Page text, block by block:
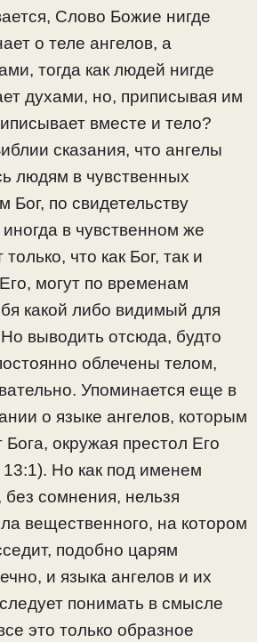
Слово Божие нигде
о теле ангелов, а
тогда как людей нигде
духами, но, приписывая им
вместе и тело?
сказания, что ангелы
людям в чувственных
Бог, по свидетельству
в чувственном же
что как Бог, так и
могут по временам
какой либо видимый для
выводить отсюда, будто
облечены телом,
Упоминается еще в
о языке ангелов, которым
окружая престол Его
Но как под именем
сомнения, нельзя
вещественного, на котором
подобно царям
и языка ангелов и их
понимать в смысле
это только образное